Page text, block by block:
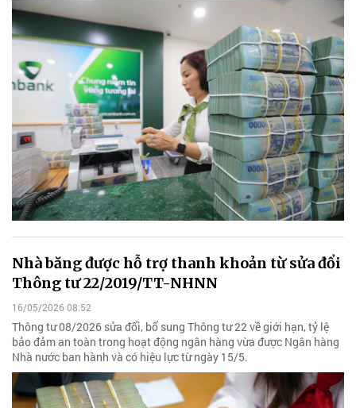
Nhà băng được hỗ trợ thanh khoản từ sửa đổi
Thông tư 22/2019/TT-NHNN
16/05/2026 08:52
Thông tư 08/2026 sửa đổi, bổ sung Thông tư 22 về giới hạn, tỷ lệ
bảo đảm an toàn trong hoạt động ngân hàng vừa được Ngân hàng
Nhà nước ban hành và có hiệu lực từ ngày 15/5.